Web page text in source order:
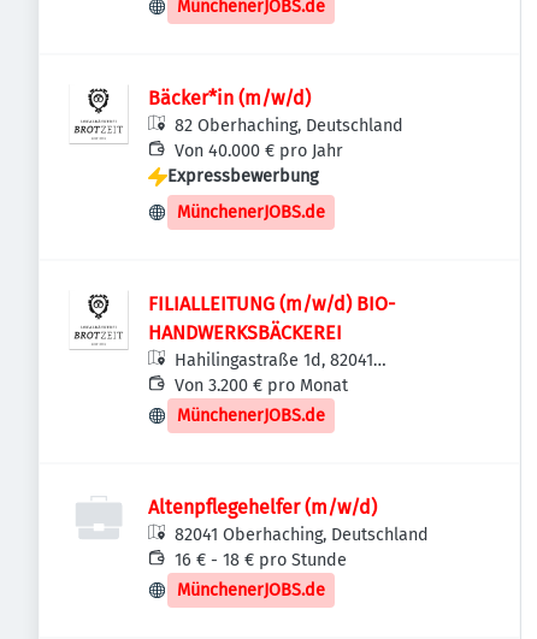
MünchenerJOBS.de
Bäcker*in (m/w/d)
82 Oberhaching, Deutschland
Von 40.000 € pro Jahr
Expressbewerbung
MünchenerJOBS.de
FILIALLEITUNG (m/w/d) BIO-
HANDWERKSBÄCKEREI
Hahilingastraße 1d, 82041
Oberhaching, Deutschland
Von 3.200 € pro Monat
MünchenerJOBS.de
Altenpflegehelfer (m/w/d)
82041 Oberhaching, Deutschland
16 € - 18 € pro Stunde
MünchenerJOBS.de